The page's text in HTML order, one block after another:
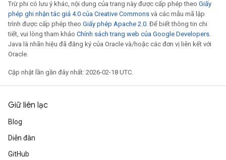
Trừ phi có lưu ý khác, nội dung của trang này được cấp phép theo Giấy
phép ghi nhận tác giả 4.0 của Creative Commons và các mẫu mã lập
trình được cấp phép theo Giấy phép Apache 2.0. Để biết thông tin chi
tiết, vui lòng tham khảo Chính sách trang web của Google Developers.
Java là nhãn hiệu đã đăng ký của Oracle và/hoặc các đơn vị liên kết với
Oracle.
Cập nhật lần gần đây nhất: 2026-02-18 UTC.
Giữ liên lạc
Blog
Diễn đàn
GitHub